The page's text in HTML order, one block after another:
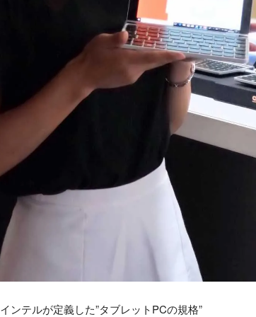
ンテルが定義した”タブレットPCの規格”